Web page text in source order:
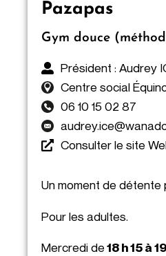
Pazapas
Gym douce
Président : Audrey
Centre social
06 10 15 02 87
Consulter le site
Un moment de détente
Pour les adultes.
Mercredi de18 h 15 à